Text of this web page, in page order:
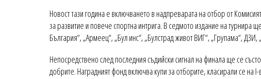
Новост тази година е включването в надпреварата на отбор от
за развитие и повече спортна интрига. В седмото издание на турнира
България“, „Армеец“, „Бул инс“, „Булстрад живот ВИГ“, „Групама“,
Непосредствено след последния съдийски сигнал на финала ще се
добрите. Наградният фонд включва купи за отборите, класирали се на І-